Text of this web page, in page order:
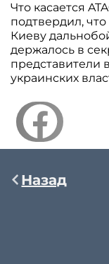
Что касается
подтвердил,
Киеву
держалось в
представители
украинских
Назад